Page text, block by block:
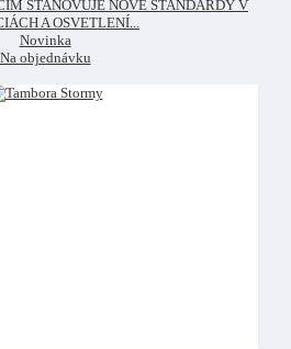
STANOVUJE NOVÉ ŠTANDARDY V
A OSVETLENÍ...
Novinka
Na objednávku